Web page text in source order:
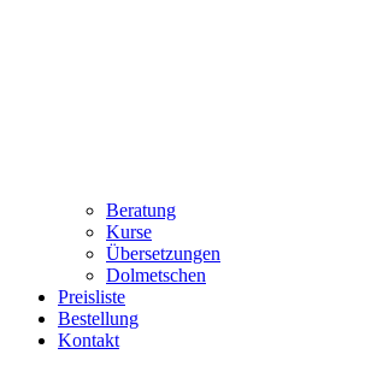
Beratung
Kurse
Übersetzungen
Dolmetschen
Preisliste
Bestellung
Kontakt